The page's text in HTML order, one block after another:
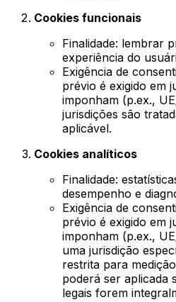
Cookies funcionais
Finalidade: lembrar
experiência do
Exigência de
prévio é exigido em
imponham (p.ex.,
jurisdições são
aplicável.
Cookies analíticos
Finalidade:
desempenho e
Exigência de
prévio é exigido em
imponham (p.ex.,
uma jurisdição
restrita para
poderá ser aplicada
legais forem